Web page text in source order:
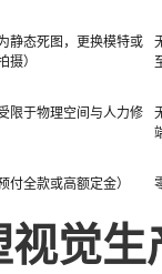
静态死图，更换模特或
摄）
限于物理空间与人力修
付全款或高额定金）
视觉